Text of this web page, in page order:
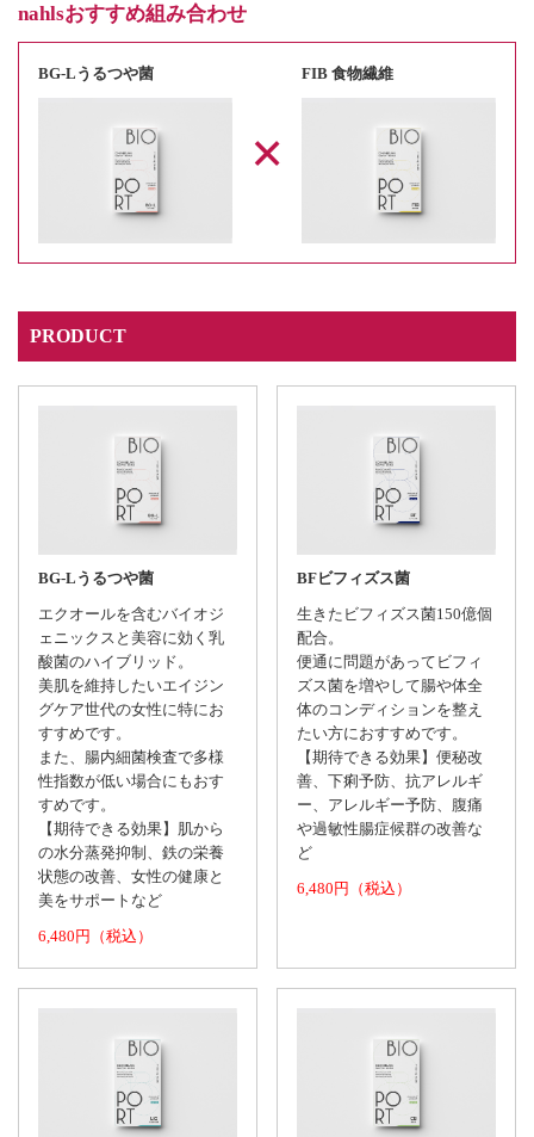
nahlsおすすめ組み合わせ
BG-Lうるつや菌
×
FIB 食物繊維
PRODUCT
BG-Lうるつや菌
エクオールを含むバイオジ
ェニックスと美容に効く乳
酸菌のハイブリッド。
美肌を維持したいエイジン
グケア世代の女性に特にお
すすめです。
また、腸内細菌検査で多様
性指数が低い場合にもおす
すめです。
【期待できる効果】肌から
の水分蒸発抑制、鉄の栄養
状態の改善、女性の健康と
美をサポートなど
6,480円（税込）
BFビフィズス菌
生きたビフィズス菌150億個
配合。
便通に問題があってビフィ
ズス菌を増やして腸や体全
体のコンディションを整え
たい方におすすめです。
【期待できる効果】便秘改
善、下痢予防、抗アレルギ
ー、アレルギー予防、腹痛
や過敏性腸症候群の改善な
ど
6,480円（税込）